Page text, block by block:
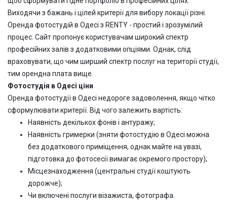
Виходячи з бажань і цілей критерії для вибору локації різні.
Оренда фотостудій в Одесі з RENTY - простий і зрозумілий
процес. Сайт пропонує користувачам широкий спектр
професійних залів з додатковими опціями. Однак, слід
враховувати, що чим ширший спектр послуг на території студії,
тим орендна плата вище.
Фотостудія в Одесі ціни
Оренда фотостудії в Одесі недороге задоволення, якщо чітко
сформулювати критерії. Від чого залежить вартість:
Наявність декількох фонів і антуражу;
Наявність гримерки (зняти фотостудію в Одесі можна
без додаткового приміщення, однак майте на увазі,
підготовка до фотосесії вимагає окремого простору);
Місцезнаходження (центральні студії коштують
дорожче);
Чи включені послуги візажиста, фотографа.